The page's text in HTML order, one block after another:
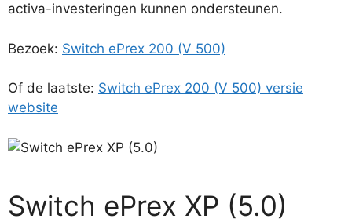
activa-investeringen kunnen ondersteunen.
Bezoek: Switch ePrex 200 (V 500)
Of de laatste: Switch ePrex 200 (V 500) versie
website
Switch ePrex XP (5.0)